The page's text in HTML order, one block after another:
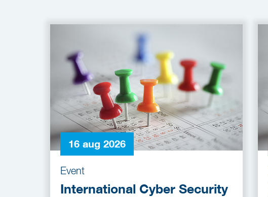
16 aug 2026
Event
International Cyber Security